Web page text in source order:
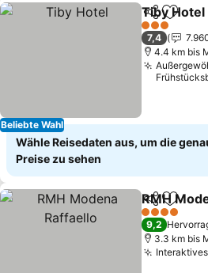
Beliebte Wahl
TeilenZu
Tiby Hotel
3 Sterne
7,4
4.4 km bis
Wähle Reisedaten aus, um die
Preise zu sehen
TeilenZu
RMH
4 Sterne
9,2
3.3 km bis